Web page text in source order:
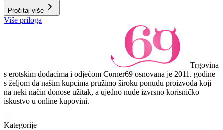
Pročitaj više
Više priloga
Trgovina
s erotskim dodacima i odjećom Corner69 osnovana je 2011. godine
s željom da našim kupcima pružimo široku ponudu proizvoda koji
na neki način donose užitak, a ujedno nude izvrsno korisničko
iskustvo u online kupovini.
Kategorije